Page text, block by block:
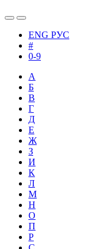
ENG РУС
#
0-9
А
Б
В
Г
Д
Е
Ж
З
И
К
Л
М
Н
О
П
Р